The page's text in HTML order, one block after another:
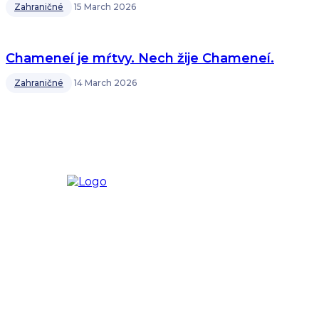
Zahraničné 15 March 2026
Chameneí je mŕtvy. Nech žije Chameneí.
Zahraničné 14 March 2026